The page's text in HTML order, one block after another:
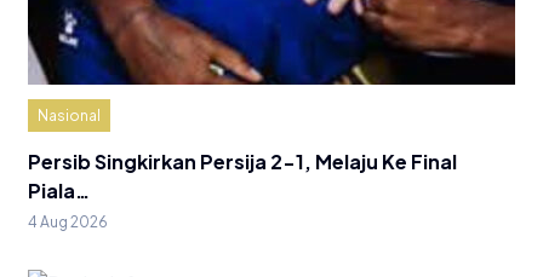
Nasional
Persib Singkirkan Persija 2-1, Melaju Ke Final
Piala…
4 Aug 2026